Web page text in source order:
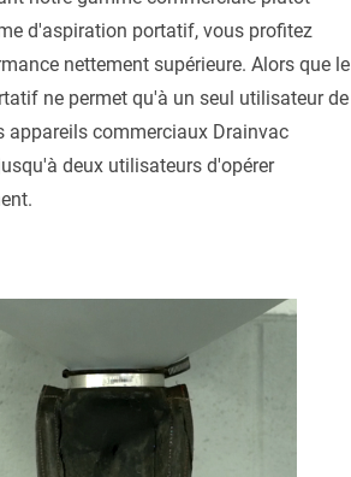
d'aspiration portatif, vous profitez
nettement supérieure. Alors que le
ne permet qu'à un seul utilisateur de
appareils commerciaux Drainvac
deux utilisateurs d'opérer